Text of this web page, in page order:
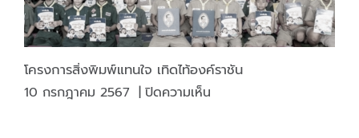
และ
ความ
ยั่งยืน
ต่อ
ทรัพยากร
โครงการสิ่งพิมพ์แทนใจ เทิดไท้องค์ราชัน
10 กรกฎาคม 2567 | ปิดความเห็นบน